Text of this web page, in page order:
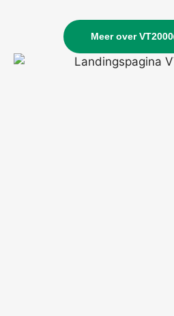
Meer over VT2000